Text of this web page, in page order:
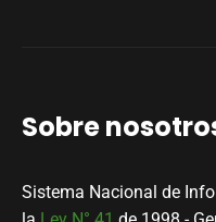
Sobre
Sistema Nacional de